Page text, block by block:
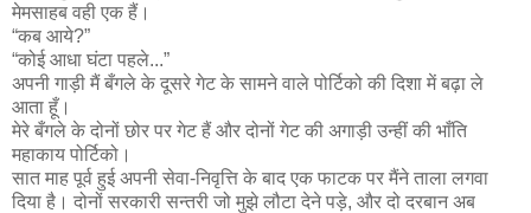
मेमसाहब वही एक हैं।
“कब आये?”
“कोई आधा घंटा पहले...”
अपनी गाड़ी मैं बँगले के दूसरे गेट के सामने वाले पोर्टिको की दिशा में बढ़ा ले
आता हूँ।
मेरे बँगले के दोनों छोर पर गेट हैं और दोनों गेट की अगाड़ी उन्हीं की भाँति
महाकाय पोर्टिको।
सात माह पूर्व हुई अपनी सेवा-निवृत्ति के बाद एक फाटक पर मैंने ताला लगवा
दिया है। दोनों सरकारी सन्तरी जो मुझे लौटा देने पड़े, और दो दरबान अब